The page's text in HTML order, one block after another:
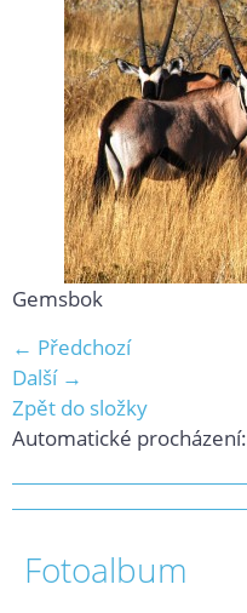
Gemsbok
← Předchozí
Další →
Zpět do složky
Automatické procházení:
Fotoalbum